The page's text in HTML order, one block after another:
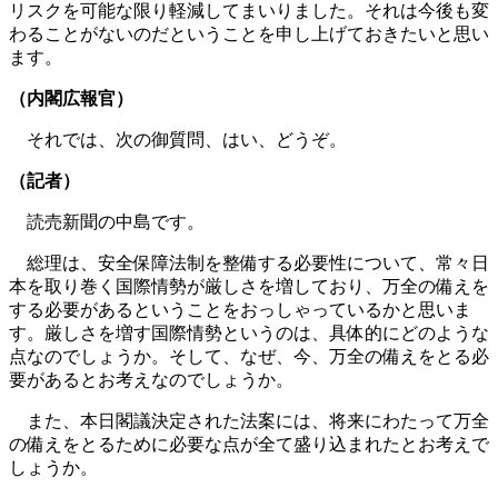
リスクを可能な限り軽減してまいりました。それは今後も変
わることがないのだということを申し上げておきたいと思い
ます。
（内閣広報官）
それでは、次の御質問、はい、どうぞ。
（記者）
読売新聞の中島です。
総理は、安全保障法制を整備する必要性について、常々日
本を取り巻く国際情勢が厳しさを増しており、万全の備えを
する必要があるということをおっしゃっているかと思いま
す。厳しさを増す国際情勢というのは、具体的にどのような
点なのでしょうか。そして、なぜ、今、万全の備えをとる必
要があるとお考えなのでしょうか。
また、本日閣議決定された法案には、将来にわたって万全
の備えをとるために必要な点が全て盛り込まれたとお考えで
しょうか。